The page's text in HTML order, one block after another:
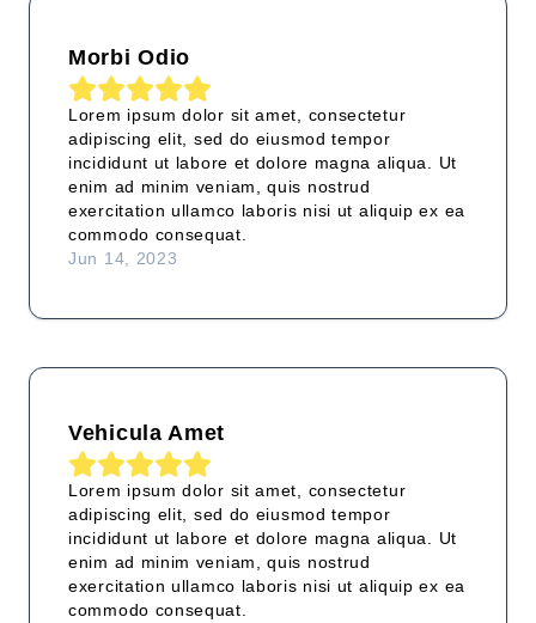
Morbi Odio
Lorem ipsum dolor sit amet, consectetur
adipiscing elit, sed do eiusmod tempor
incididunt ut labore et dolore magna aliqua. Ut
enim ad minim veniam, quis nostrud
exercitation ullamco laboris nisi ut aliquip ex ea
commodo consequat.
Jun 14, 2023
Vehicula Amet
Lorem ipsum dolor sit amet, consectetur
adipiscing elit, sed do eiusmod tempor
incididunt ut labore et dolore magna aliqua. Ut
enim ad minim veniam, quis nostrud
exercitation ullamco laboris nisi ut aliquip ex ea
commodo consequat.